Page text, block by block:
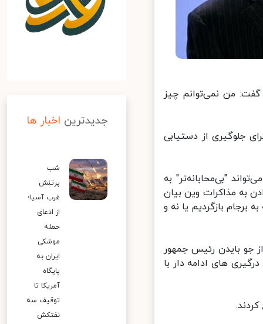
گفت: من نمی‌توانم چیز
جلوگیری از دستیابی
"بی‌محابانه‌تر" به
به مذاکرات وین بیان
بازگردیم یا نه و
از جو بایدن رئیس جمهور
های ادامه دار با
جدیدترین اخبار ها
شب
پرتنش
غرب آسیا؛
از ادعای
حمله
موشکی
ایران به
پایگاه
آمریکا تا
توقیف سه
نفتکش